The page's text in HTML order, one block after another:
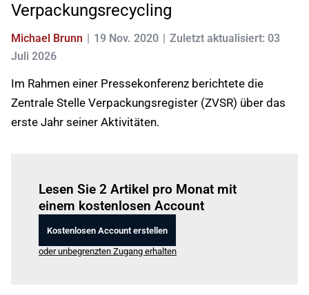
Verpackungsrecycling
Michael Brunn 19 Nov. 2020
Zuletzt aktualisiert: 03
Juli 2026
Im Rahmen einer Pressekonferenz berichtete die
Zentrale Stelle Verpackungsregister (ZVSR) über das
erste Jahr seiner Aktivitäten.
Lesen Sie 2 Artikel pro Monat mit
einem kostenlosen Account
Kostenlosen Account erstellen
oder unbegrenzten Zugang erhalten